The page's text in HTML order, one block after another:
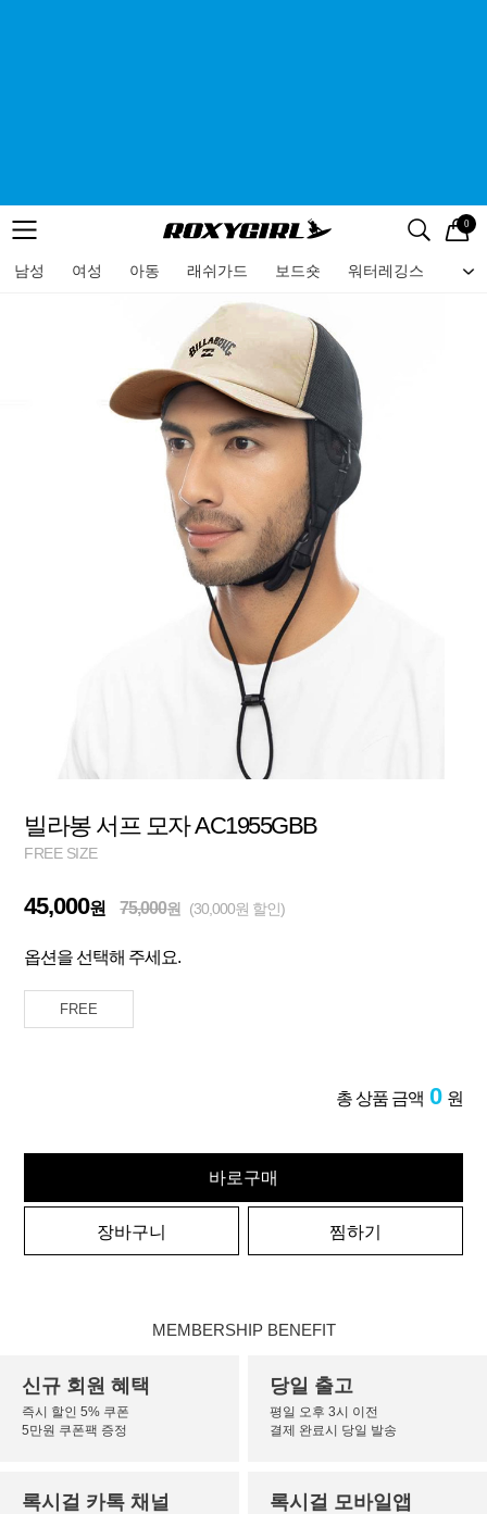
메뉴 검색
로고 0
남성 여성 아동 래쉬가드 보드숏 워터레깅스 비
메뉴
빌라봉 서프 모자 AC1955GBB
FREE SIZE
45,000원 75,000원 (30,000원 할인)
옵션을 선택해 주세요.
FREE
총 상품 금액 0 원
바로구매
장바구니 찜하기
MEMBERSHIP BENEFIT
신규 회원 혜택
즉시 할인 5% 쿠폰
5만원 쿠폰팩 증정
당일 출고
평일 오후 3시 이전
결제 완료시 당일 발송
록시걸 카톡 채널 록시걸 모바일앱